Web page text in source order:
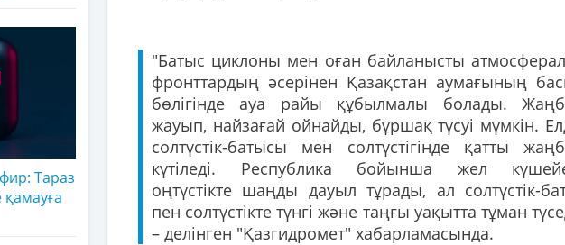
"Батыс циклоны мен оған байланысты
фронттардың әсерінен Қазақстан аумағының
бөлігінде ауа райы құбылмалы болады.
жауып, найзағай ойнайды, бұршақ түсуі мүмкін.
солтүстік-батысы мен солтүстігінде қатты
күтіледі. Республика бойынша жел
оңтүстікте шаңды дауыл тұрады, ал солтүстік-
пен солтүстікте түнгі және таңғы уақытта тұман
– делінген "Қазгидромет" хабарламасында.
Тараз
қамауға